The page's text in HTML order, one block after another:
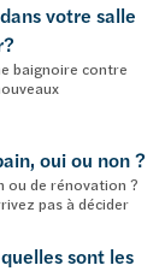
votre salle
baignoire contre
oui ou non ?
ou de rénovation ?
pas à décider
sont les